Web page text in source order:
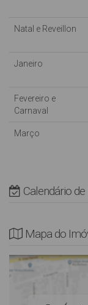
01 máquina de
oferecida para os
INCLUSA NO VALOR
Aceita-se Animais
capacidade
NÃO possui tela
e guarda-sol).
Natal e Reveillon
Janeiro
Fevereiro e
Carnaval
Março
Calendário
Mapa do